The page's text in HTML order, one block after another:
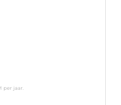
per jaar.